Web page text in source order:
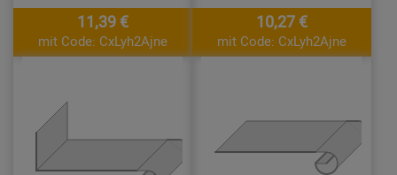
11,39 €
mit Code: CxLyh2Ajne
10,27 €
mit Code: CxLyh2Ajne